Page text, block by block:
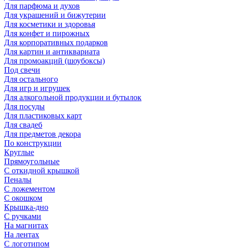
Для парфюма и духов
Для украшений и бижутерии
Для косметики и здоровья
Для конфет и пирожных
Для корпоративных подарков
Для картин и антиквариата
Для промоакций (шоубоксы)
Под свечи
Для остального
Для игр и игрушек
Для алкогольной продукции и бутылок
Для посуды
Для пластиковых карт
Для свадеб
Для предметов декора
По конструкции
Круглые
Прямоугольные
С откидной крышкой
Пеналы
С ложементом
С окошком
Крышка-дно
С ручками
На магнитах
На лентах
С логотипом